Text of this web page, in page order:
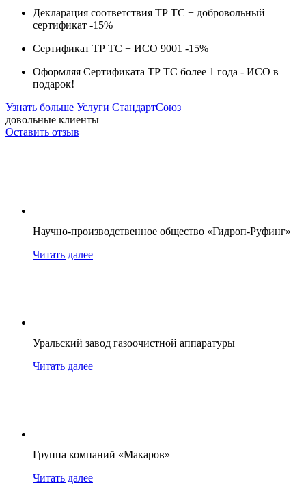
Декларация соответствия ТР ТС + добровольный
сертификат -15%
Сертификат ТР ТС + ИСО 9001 -15%
Оформляя Сертификата ТР ТС более 1 года - ИСО в
подарок!
Узнать больше Услуги СтандартСоюз
довольные клиенты
Оставить отзыв
Научно-производственное общество «Гидроп-Руфинг»
Читать далее
Уральский завод газоочистной аппаратуры
Читать далее
Группа компаний «Макаров»
Читать далее